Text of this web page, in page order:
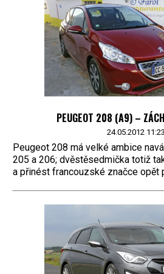
PEUGEOT 208 (A9) –
24.05.2012 11:23
Peugeot 208 má velké ambice
205 a 206; dvěstěsedmička totiž
a přinést francouzské značce opět